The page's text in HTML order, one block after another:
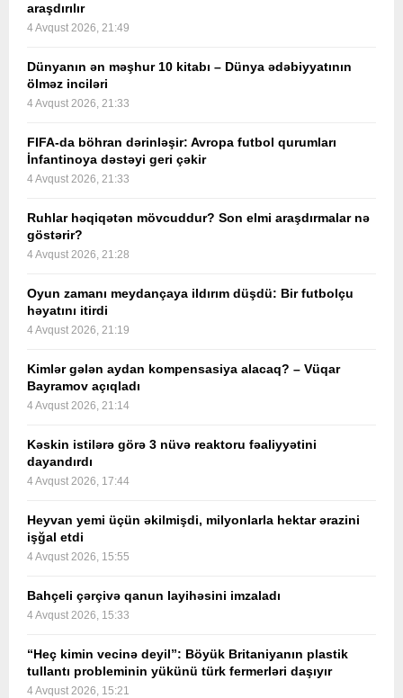
araşdırılır
4 Avqust 2026, 21:49
Dünyanın ən məşhur 10 kitabı – Dünya ədəbiyyatının
ölməz inciləri
4 Avqust 2026, 21:33
FIFA-da böhran dərinləşir: Avropa futbol qurumları
İnfantinoya dəstəyi geri çəkir
4 Avqust 2026, 21:33
Ruhlar həqiqətən mövcuddur? Son elmi araşdırmalar nə
göstərir?
4 Avqust 2026, 21:28
Oyun zamanı meydançaya ildırım düşdü: Bir futbolçu
həyatını itirdi
4 Avqust 2026, 21:19
Kimlər gələn aydan kompensasiya alacaq? – Vüqar
Bayramov açıqladı
4 Avqust 2026, 21:14
Kəskin istilərə görə 3 nüvə reaktoru fəaliyyətini
dayandırdı
4 Avqust 2026, 17:44
Heyvan yemi üçün əkilmişdi, milyonlarla hektar ərazini
işğal etdi
4 Avqust 2026, 15:55
Bahçeli çərçivə qanun layihəsini imzaladı
4 Avqust 2026, 15:33
“Heç kimin vecinə deyil”: Böyük Britaniyanın plastik
tullantı probleminin yükünü türk fermerləri daşıyır
4 Avqust 2026, 15:21